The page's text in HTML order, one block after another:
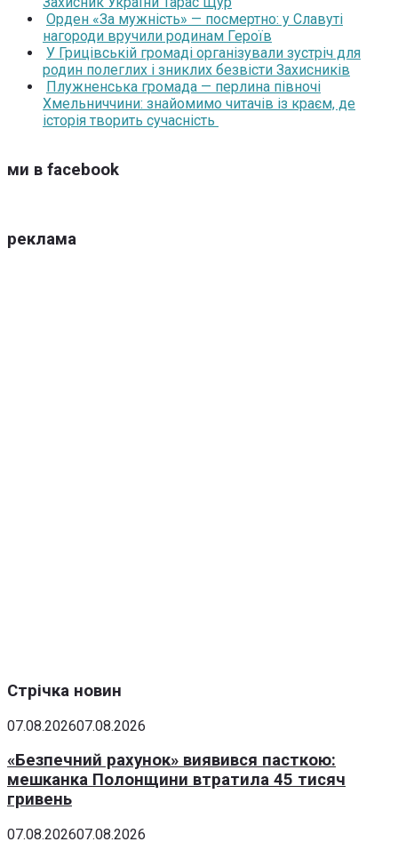
Орден «За мужність» — посмертно: у Славуті
нагороди вручили родинам Героїв
У Грицівській громаді організували зустріч для
родин полеглих і зниклих безвісти Захисників
Плужненська громада — перлина півночі
Хмельниччини: знайомимо читачів із краєм, де
історія творить сучасність
ми в facebook
реклама
Стрічка новин
07.08.202607.08.2026
«Безпечний рахунок» виявився пасткою:
мешканка Полонщини втратила 45 тисяч
гривень
07.08.202607.08.2026